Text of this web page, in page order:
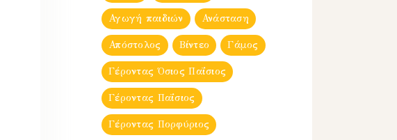
Αγωγή παιδιών Ανάσταση
Απόστολος Βίντεο Γάμος
Γέροντας Όσιος Παΐσιος
Γέροντας Παΐσιος
Γέροντας Πορφύριος